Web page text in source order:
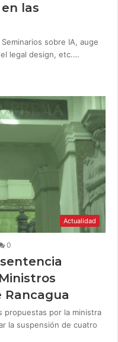
las
sobre IA, auge
legal design, etc.…
Actualidad
0
Rancagua
propuestas por la ministra
la suspensión de cuatro